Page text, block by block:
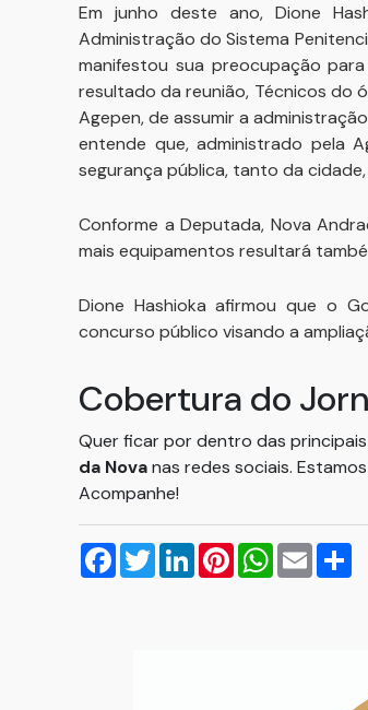
Em junho deste ano, Dione
Administração do Sistema
manifestou sua preocupação
resultado da reunião, Técnicos do
Agepen, de assumir a
entende que, administrado pela
segurança pública, tanto da
Conforme a Deputada, Nova
mais equipamentos resultará
Dione Hashioka afirmou que o
concurso público visando a
Cobertura do
Quer ficar por dentro das
da Novanas redes sociais.
Acompanhe!
Facebook
TwitterLinkedInPinterestWhatsApp
Email